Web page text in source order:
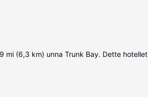
mi (6,3 km) unna Trunk Bay. Dette hotellet